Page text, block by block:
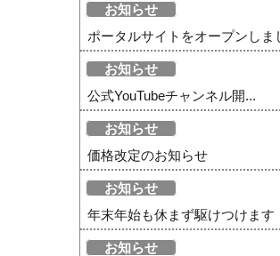
お知らせ
ポータルサイトをオープンしま
お知らせ
公式YouTubeチャンネル開...
お知らせ
価格改定のお知らせ
お知らせ
年末年始も休まず駆けつけます
お知らせ